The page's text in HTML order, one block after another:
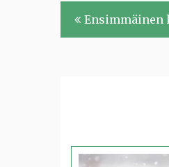
Artikkelien
selaus
Ensimmäinen